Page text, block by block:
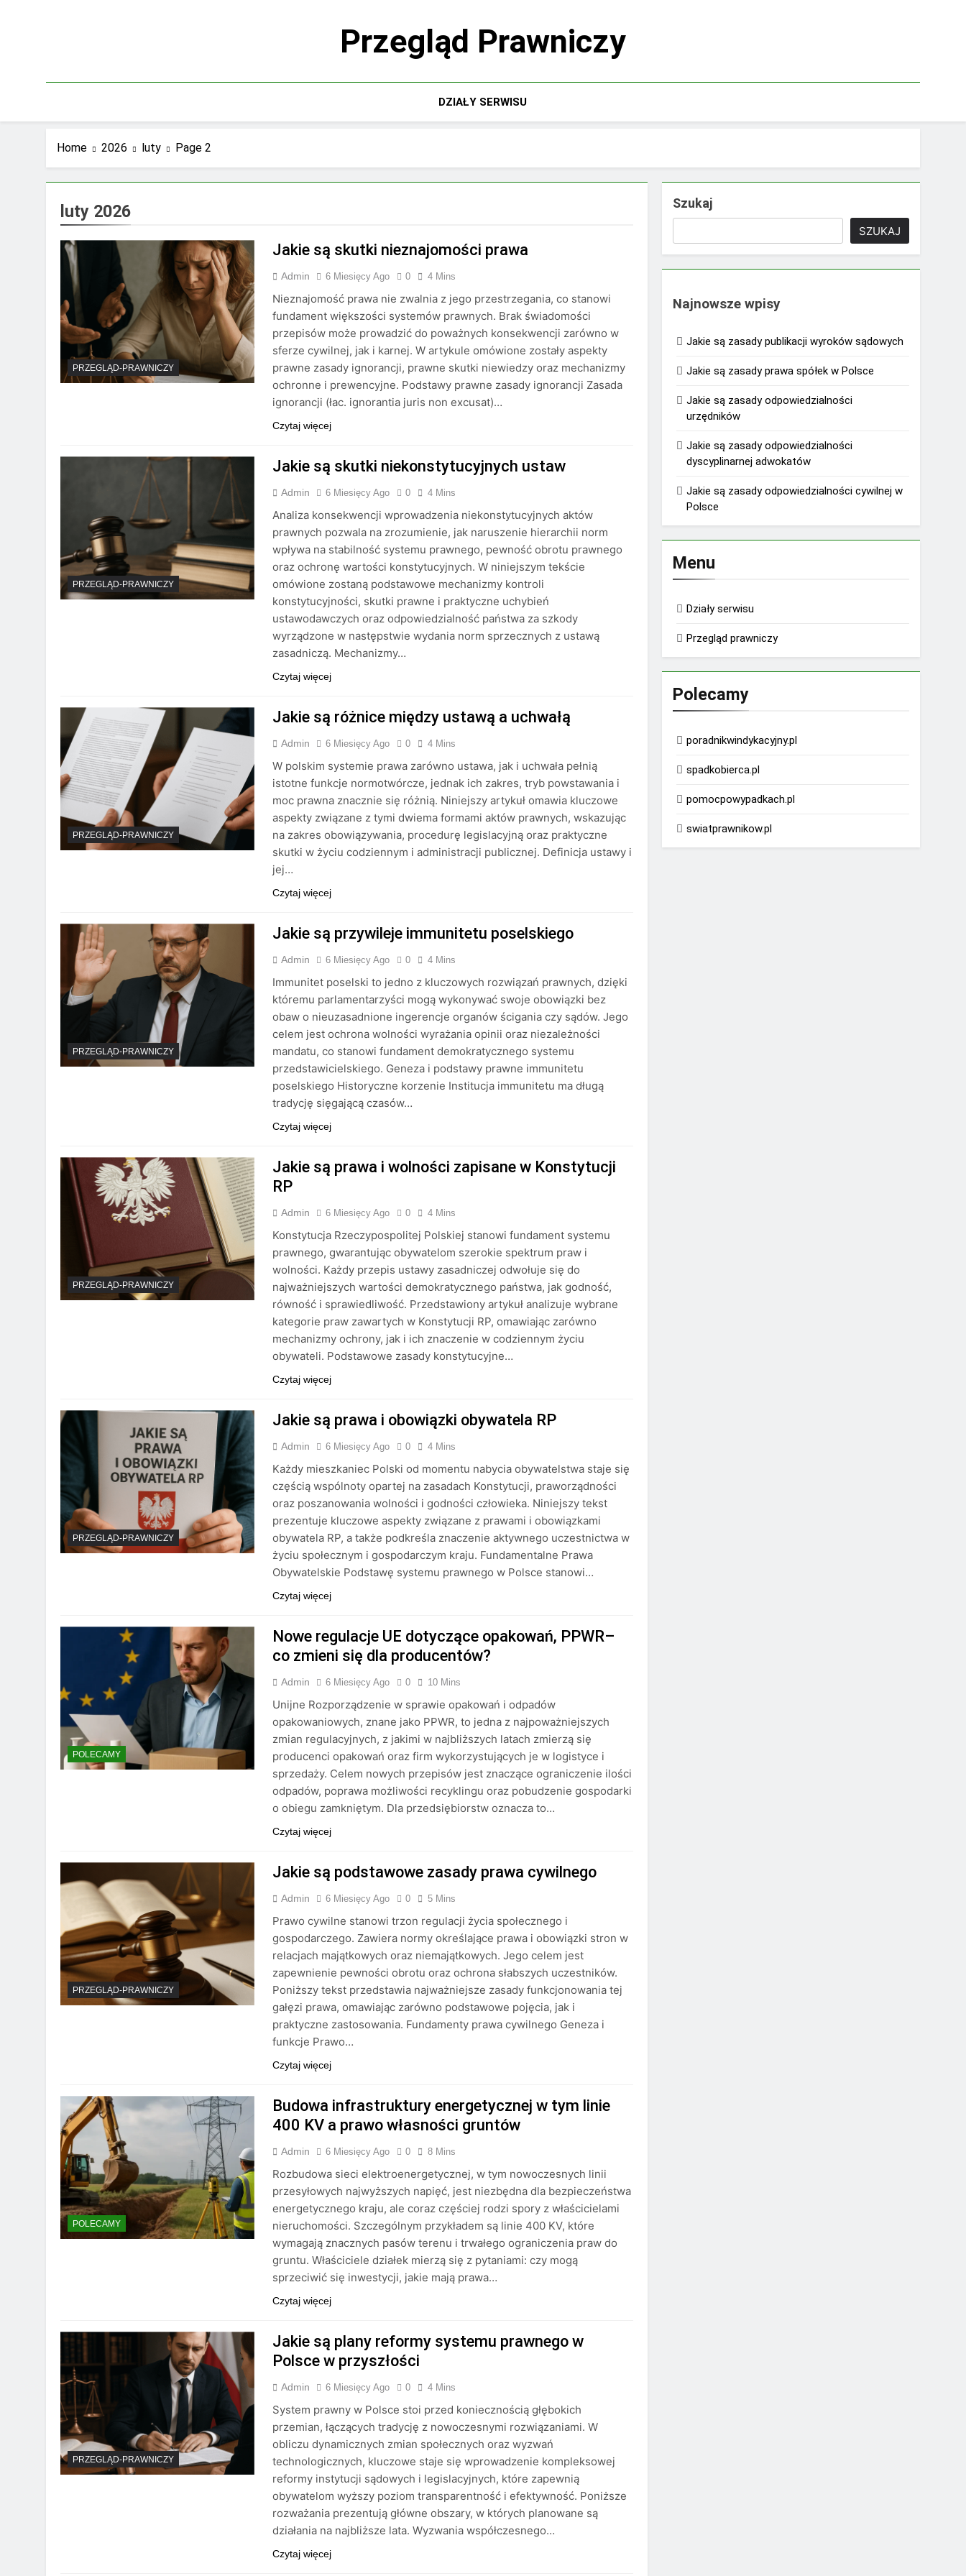
Przegląd Prawniczy
DZIAŁY SERWISU
Home 2026 luty Page 2
luty 2026
PRZEGLĄD-PRAWNICZY
Jakie są skutki nieznajomości prawa
Admin 6 Miesięcy Ago 0 4 Mins
Nieznajomość prawa nie zwalnia z jego przestrzegania, co stanowi
fundament większości systemów prawnych. Brak świadomości
przepisów może prowadzić do poważnych konsekwencji zarówno w
sferze cywilnej, jak i karnej. W artykule omówione zostały aspekty
prawne zasady ignorancji, prawne skutki niewiedzy oraz mechanizmy
ochronne i prewencyjne. Podstawy prawne zasady ignorancji Zasada
ignorancji (łac. ignorantia juris non excusat)…
Czytaj więcej
PRZEGLĄD-PRAWNICZY
Jakie są skutki niekonstytucyjnych ustaw
Admin 6 Miesięcy Ago 0 4 Mins
Analiza konsekwencji wprowadzenia niekonstytucyjnych aktów
prawnych pozwala na zrozumienie, jak naruszenie hierarchii norm
wpływa na stabilność systemu prawnego, pewność obrotu prawnego
oraz ochronę wartości konstytucyjnych. W niniejszym tekście
omówione zostaną podstawowe mechanizmy kontroli
konstytucyjności, skutki prawne i praktyczne uchybień
ustawodawczych oraz odpowiedzialność państwa za szkody
wyrządzone w następstwie wydania norm sprzecznych z ustawą
zasadniczą. Mechanizmy…
Czytaj więcej
PRZEGLĄD-PRAWNICZY
Jakie są różnice między ustawą a uchwałą
Admin 6 Miesięcy Ago 0 4 Mins
W polskim systemie prawa zarówno ustawa, jak i uchwała pełnią
istotne funkcje normotwórcze, jednak ich zakres, tryb powstawania i
moc prawna znacznie się różnią. Niniejszy artykuł omawia kluczowe
aspekty związane z tymi dwiema formami aktów prawnych, wskazując
na zakres obowiązywania, procedurę legislacyjną oraz praktyczne
skutki w życiu codziennym i administracji publicznej. Definicja ustawy i
jej…
Czytaj więcej
PRZEGLĄD-PRAWNICZY
Jakie są przywileje immunitetu poselskiego
Admin 6 Miesięcy Ago 0 4 Mins
Immunitet poselski to jedno z kluczowych rozwiązań prawnych, dzięki
któremu parlamentarzyści mogą wykonywać swoje obowiązki bez
obaw o nieuzasadnione ingerencje organów ścigania czy sądów. Jego
celem jest ochrona wolności wyrażania opinii oraz niezależności
mandatu, co stanowi fundament demokratycznego systemu
przedstawicielskiego. Geneza i podstawy prawne immunitetu
poselskiego Historyczne korzenie Institucja immunitetu ma długą
tradycję sięgającą czasów…
Czytaj więcej
PRZEGLĄD-PRAWNICZY
Jakie są prawa i wolności zapisane w Konstytucji
RP
Admin 6 Miesięcy Ago 0 4 Mins
Konstytucja Rzeczypospolitej Polskiej stanowi fundament systemu
prawnego, gwarantując obywatelom szerokie spektrum praw i
wolności. Każdy przepis ustawy zasadniczej odwołuje się do
najważniejszych wartości demokratycznego państwa, jak godność,
równość i sprawiedliwość. Przedstawiony artykuł analizuje wybrane
kategorie praw zawartych w Konstytucji RP, omawiając zarówno
mechanizmy ochrony, jak i ich znaczenie w codziennym życiu
obywateli. Podstawowe zasady konstytucyjne…
Czytaj więcej
PRZEGLĄD-PRAWNICZY
Jakie są prawa i obowiązki obywatela RP
Admin 6 Miesięcy Ago 0 4 Mins
Każdy mieszkaniec Polski od momentu nabycia obywatelstwa staje się
częścią wspólnoty opartej na zasadach Konstytucji, praworządności
oraz poszanowania wolności i godności człowieka. Niniejszy tekst
prezentuje kluczowe aspekty związane z prawami i obowiązkami
obywatela RP, a także podkreśla znaczenie aktywnego uczestnictwa w
życiu społecznym i gospodarczym kraju. Fundamentalne Prawa
Obywatelskie Podstawę systemu prawnego w Polsce stanowi…
Czytaj więcej
POLECAMY
Nowe regulacje UE dotyczące opakowań, PPWR–
co zmieni się dla producentów?
Admin 6 Miesięcy Ago 0 10 Mins
Unijne Rozporządzenie w sprawie opakowań i odpadów
opakowaniowych, znane jako PPWR, to jedna z najpoważniejszych
zmian regulacyjnych, z jakimi w najbliższych latach zmierzą się
producenci opakowań oraz firm wykorzystujących je w logistyce i
sprzedaży. Celem nowych przepisów jest znaczące ograniczenie ilości
odpadów, poprawa możliwości recyklingu oraz pobudzenie gospodarki
o obiegu zamkniętym. Dla przedsiębiorstw oznacza to…
Czytaj więcej
PRZEGLĄD-PRAWNICZY
Jakie są podstawowe zasady prawa cywilnego
Admin 6 Miesięcy Ago 0 5 Mins
Prawo cywilne stanowi trzon regulacji życia społecznego i
gospodarczego. Zawiera normy określające prawa i obowiązki stron w
relacjach majątkowych oraz niemajątkowych. Jego celem jest
zapewnienie pewności obrotu oraz ochrona słabszych uczestników.
Poniższy tekst przedstawia najważniejsze zasady funkcjonowania tej
gałęzi prawa, omawiając zarówno podstawowe pojęcia, jak i
praktyczne zastosowania. Fundamenty prawa cywilnego Geneza i
funkcje Prawo…
Czytaj więcej
POLECAMY
Budowa infrastruktury energetycznej w tym linie
400 KV a prawo własności gruntów
Admin 6 Miesięcy Ago 0 8 Mins
Rozbudowa sieci elektroenergetycznej, w tym nowoczesnych linii
przesyłowych najwyższych napięć, jest niezbędna dla bezpieczeństwa
energetycznego kraju, ale coraz częściej rodzi spory z właścicielami
nieruchomości. Szczególnym przykładem są linie 400 KV, które
wymagają znacznych pasów terenu i trwałego ograniczenia praw do
gruntu. Właściciele działek mierzą się z pytaniami: czy mogą
sprzeciwić się inwestycji, jakie mają prawa…
Czytaj więcej
PRZEGLĄD-PRAWNICZY
Jakie są plany reformy systemu prawnego w
Polsce w przyszłości
Admin 6 Miesięcy Ago 0 4 Mins
System prawny w Polsce stoi przed koniecznością głębokich
przemian, łączących tradycję z nowoczesnymi rozwiązaniami. W
obliczu dynamicznych zmian społecznych oraz wyzwań
technologicznych, kluczowe staje się wprowadzenie kompleksowej
reformy instytucji sądowych i legislacyjnych, które zapewnią
obywatelom wyższy poziom transparentność i efektywność. Poniższe
rozważania prezentują główne obszary, w których planowane są
działania na najbliższe lata. Wyzwania współczesnego…
Czytaj więcej
Szukaj
SZUKAJ
Najnowsze wpisy
Jakie są zasady publikacji wyroków sądowych
Jakie są zasady prawa spółek w Polsce
Jakie są zasady odpowiedzialności
urzędników
Jakie są zasady odpowiedzialności
dyscyplinarnej adwokatów
Jakie są zasady odpowiedzialności cywilnej w
Polsce
Menu
Działy serwisu
Przegląd prawniczy
Polecamy
poradnikwindykacyjny.pl
spadkobierca.pl
pomocpowypadkach.pl
swiatprawnikow.pl